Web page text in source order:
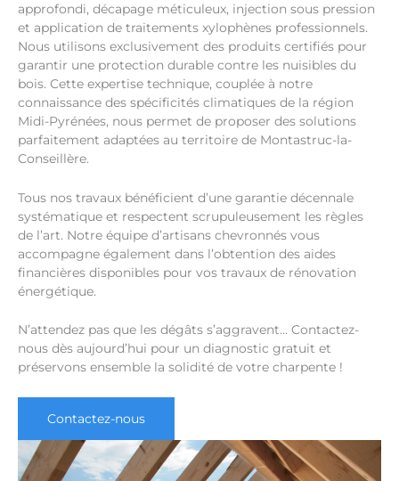
approfondi, décapage méticuleux, injection sous pression
et application de traitements xylophènes professionnels.
Nous utilisons exclusivement des produits certifiés pour
garantir une protection durable contre les nuisibles du
bois. Cette expertise technique, couplée à notre
connaissance des spécificités climatiques de la région
Midi-Pyrénées, nous permet de proposer des solutions
parfaitement adaptées au territoire de Montastruc-la-
Conseillère.
Tous nos travaux bénéficient d’une garantie décennale
systématique et respectent scrupuleusement les règles
de l’art. Notre équipe d’artisans chevronnés vous
accompagne également dans l’obtention des aides
financières disponibles pour vos travaux de rénovation
énergétique.
N’attendez pas que les dégâts s’aggravent… Contactez-
nous dès aujourd’hui pour un diagnostic gratuit et
préservons ensemble la solidité de votre charpente !
Contactez-nous